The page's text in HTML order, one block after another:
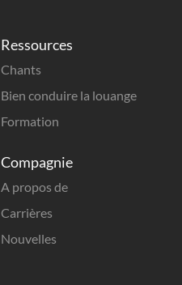
Ressources
Chants
Bien conduire la louange
Formation
Compagnie
A propos de
Carrières
Nouvelles